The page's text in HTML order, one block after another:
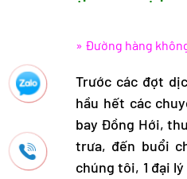
» Đường hàng
Trước các đợt
hầu hết các
bay Đồng Hới,
trưa, đến buổi
chúng tôi, 1 đại